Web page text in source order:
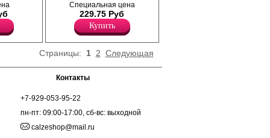
резинками по поясу и ножке.
Лайкра 5%
Хлопок 95%
Специальная цена
229.75 Руб
Купить
Страницы: 1 2 Следующая
Контакты
+7-929-053-95-22
пн-пт: 09:00-17:00, сб-вс: выходной
calzeshop@mail.ru